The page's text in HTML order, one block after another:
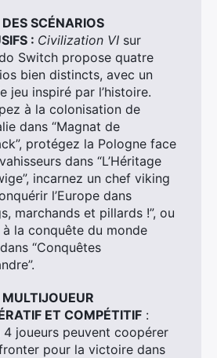
DES SCÉNARIOS
: Civilization VI sur
Switch propose quatre
bien distincts, avec un
jeu inspiré par l’histoire.
à la colonisation de
dans “Magnat de
protégez la Pologne face
dans “L’Héritage
incarnez un chef viking
l’Europe dans
marchands et pillards !”, ou
la conquête du monde
“Conquêtes
MULTIJOUEUR
ET COMPÉTITIF :
4 joueurs peuvent coopérer
pour la victoire dans